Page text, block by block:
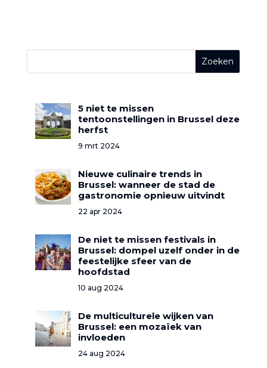
5 niet te missen
tentoonstellingen in Brussel deze
herfst
9 mrt 2024
Nieuwe culinaire trends in
Brussel: wanneer de stad de
gastronomie opnieuw uitvindt
22 apr 2024
De niet te missen festivals in
Brussel: dompel uzelf onder in de
feestelijke sfeer van de
hoofdstad
10 aug 2024
De multiculturele wijken van
Brussel: een mozaïek van
invloeden
24 aug 2024